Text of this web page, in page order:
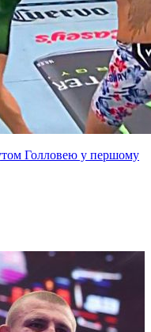
Голловею у першому